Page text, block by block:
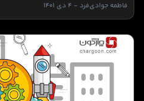
فاطمه جوادی‌فرد - 4 دی 1401